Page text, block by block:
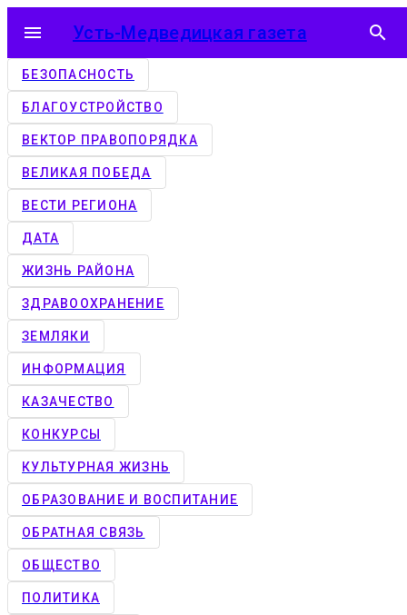
menu Усть-Медведицкая газета search
БЕЗОПАСНОСТЬ
БЛАГОУСТРОЙСТВО
ВЕКТОР ПРАВОПОРЯДКА
ВЕЛИКАЯ ПОБЕДА
ВЕСТИ РЕГИОНА
ДАТА
ЖИЗНЬ РАЙОНА
ЗДРАВООХРАНЕНИЕ
ЗЕМЛЯКИ
ИНФОРМАЦИЯ
КАЗАЧЕСТВО
КОНКУРCЫ
КУЛЬТУРНАЯ ЖИЗНЬ
ОБРАЗОВАНИЕ И ВОСПИТАНИЕ
ОБРАТНАЯ СВЯЗЬ
ОБЩЕСТВО
ПОЛИТИКА